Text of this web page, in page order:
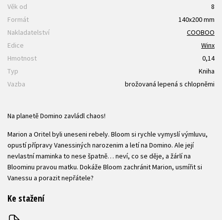
Věk od
8
Formát
140x200 mm
Nakladatelství
COOBOO
Edice
Winx
Hmotnost
0,14
Typ
Kniha
Vazba
brožovaná lepená s chlopněmi
Na planetě Domino zavládl chaos!
Marion a Oritel byli uneseni rebely. Bloom si rychle vymyslí výmluvu,
opustí přípravy Vanessiných narozenim a letí na Domino. Ale její
nevlastní maminka to nese špatně… neví, co se děje, a žárlí na
Bloominu pravou matku. Dokáže Bloom zachránit Marion, usmířit si
Vanessu a porazit nepřátele?
Ke stažení